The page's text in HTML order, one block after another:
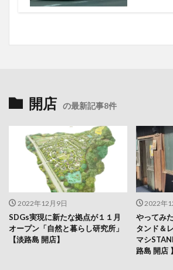
開店 の最新記事8件
2022年12月9日
SDGs実現に新たな拠点が１１月
オープン「自然と暮らし研究所」
【淡路島 開店】
2022年
やってみ
タンド＆
マシ
路島 開店 】